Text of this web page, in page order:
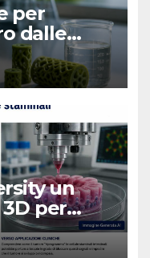
per
dalle
un
per
cancro